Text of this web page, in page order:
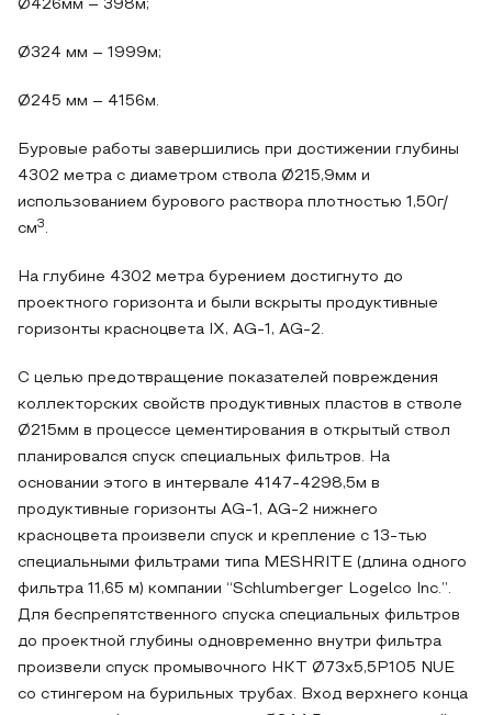
Ø426мм – 398м;
Ø324 мм – 1999м;
Ø245 мм – 4156м.
Буровые работы завершились при достижении глубины
4302 метра с диаметром ствола Ø215,9мм и
использованием бурового раствора плотностью 1,50г/
см3 .
На глубине 4302 метра бурением достигнуто до
проектного горизонта и были вскрыты продуктивные
горизонты красноцвета IX, AG-1, AG-2.
С целью предотвращение показателей повреждения
коллекторских свойств продуктивных пластов в стволе
Ø215мм в процессе цементирования в открытый ствол
планировался спуск специальных фильтров. На
основании этого в интервале 4147-4298,5м в
продуктивные горизонты AG-1, AG-2 нижнего
красноцвета произвели спуск и крепление с 13-тью
специальными фильтрами типа MESHRITE (длина одного
фильтра 11,65 м) компании “Schlumberger Logelco Inc.”.
Для беспрепятственного спуска специальных фильтров
до проектной глубины одновременно внутри фильтра
произвели спуск промывочного НКТ Ø73х5,5Р105 NUE
со стингером на бурильных трубах. Вход верхнего конца